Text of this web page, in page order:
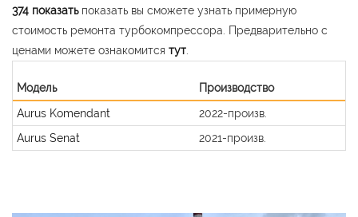
374 показать показать вы сможете узнать примерную
стоимость ремонта турбокомпрессора. Предварительно с
ценами можете ознакомится тут
Модель
Производство
Aurus Komendant
2022-произв.
Aurus Senat
2021-произв.